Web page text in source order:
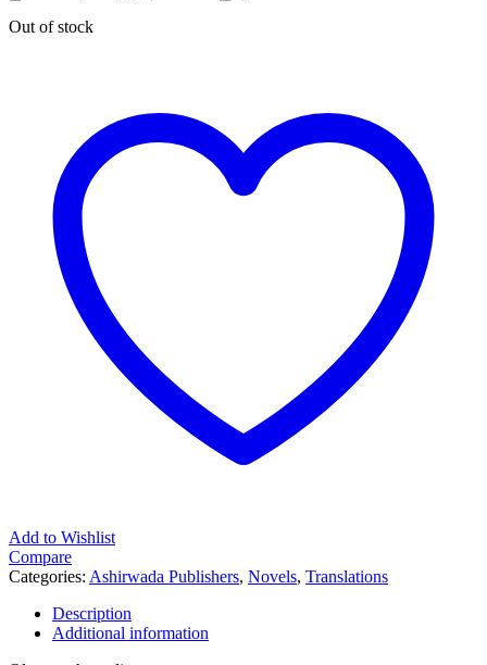
Out of stock
Add to Wishlist
Compare
Categories: Ashirwada Publishers, Novels, Translations
Description
Additional information